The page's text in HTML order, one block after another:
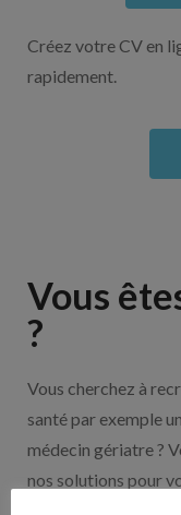
Créez votre CV en
rapidement.
Vous
?
Vous cherchez à
santé par exemple
médecin gériatre ?
nos solutions pour